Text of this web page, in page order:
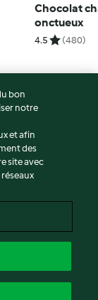
Chocolat
onctueux
4.5 (480)
bon
notre
et afin
des
site avec